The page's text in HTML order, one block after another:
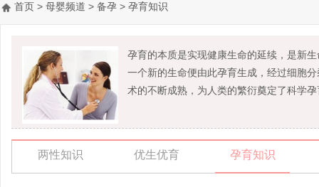
首页 > 母婴频道 > 备孕 > 孕育知识
孕育的本质是实现健康生命的延续，是新
一个新的生命便由此孕育生成，经过细胞
术的不断成熟，为人类的繁衍奠定了科学
两性知识 优生优育 孕育知识